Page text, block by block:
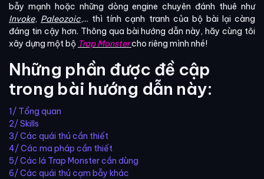
bẫy mạnh hoặc những dòng engine chuyên đánh thuê như
Invoke, Paleozoic,... thì tính cạnh tranh của bộ bài lại càng
đáng tin cậy hơn. Thông qua bài hướng dẫn này, hãy cùng tôi
xây dựng một bộ Trap Monstercho riêng mình nhé!
Những phần được đề cập
trong bài hướng dẫn này:
1/ Tổng quan
2/ Skills
3/ Các quái thú cần thiết
4/ Các ma pháp cần thiết
5/ Các lá Trap Monster cần dùng
6/ Các quái thú cạm bẫy khác